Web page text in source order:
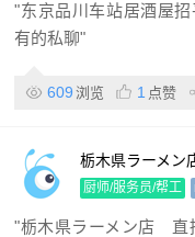
"东京品川车站居酒屋
有的私聊"
609 浏览 1 点赞
栃木県ラーメ
ーメン店招煮面
厨师/服务员/帮工
"栃木県ラーメン店 直